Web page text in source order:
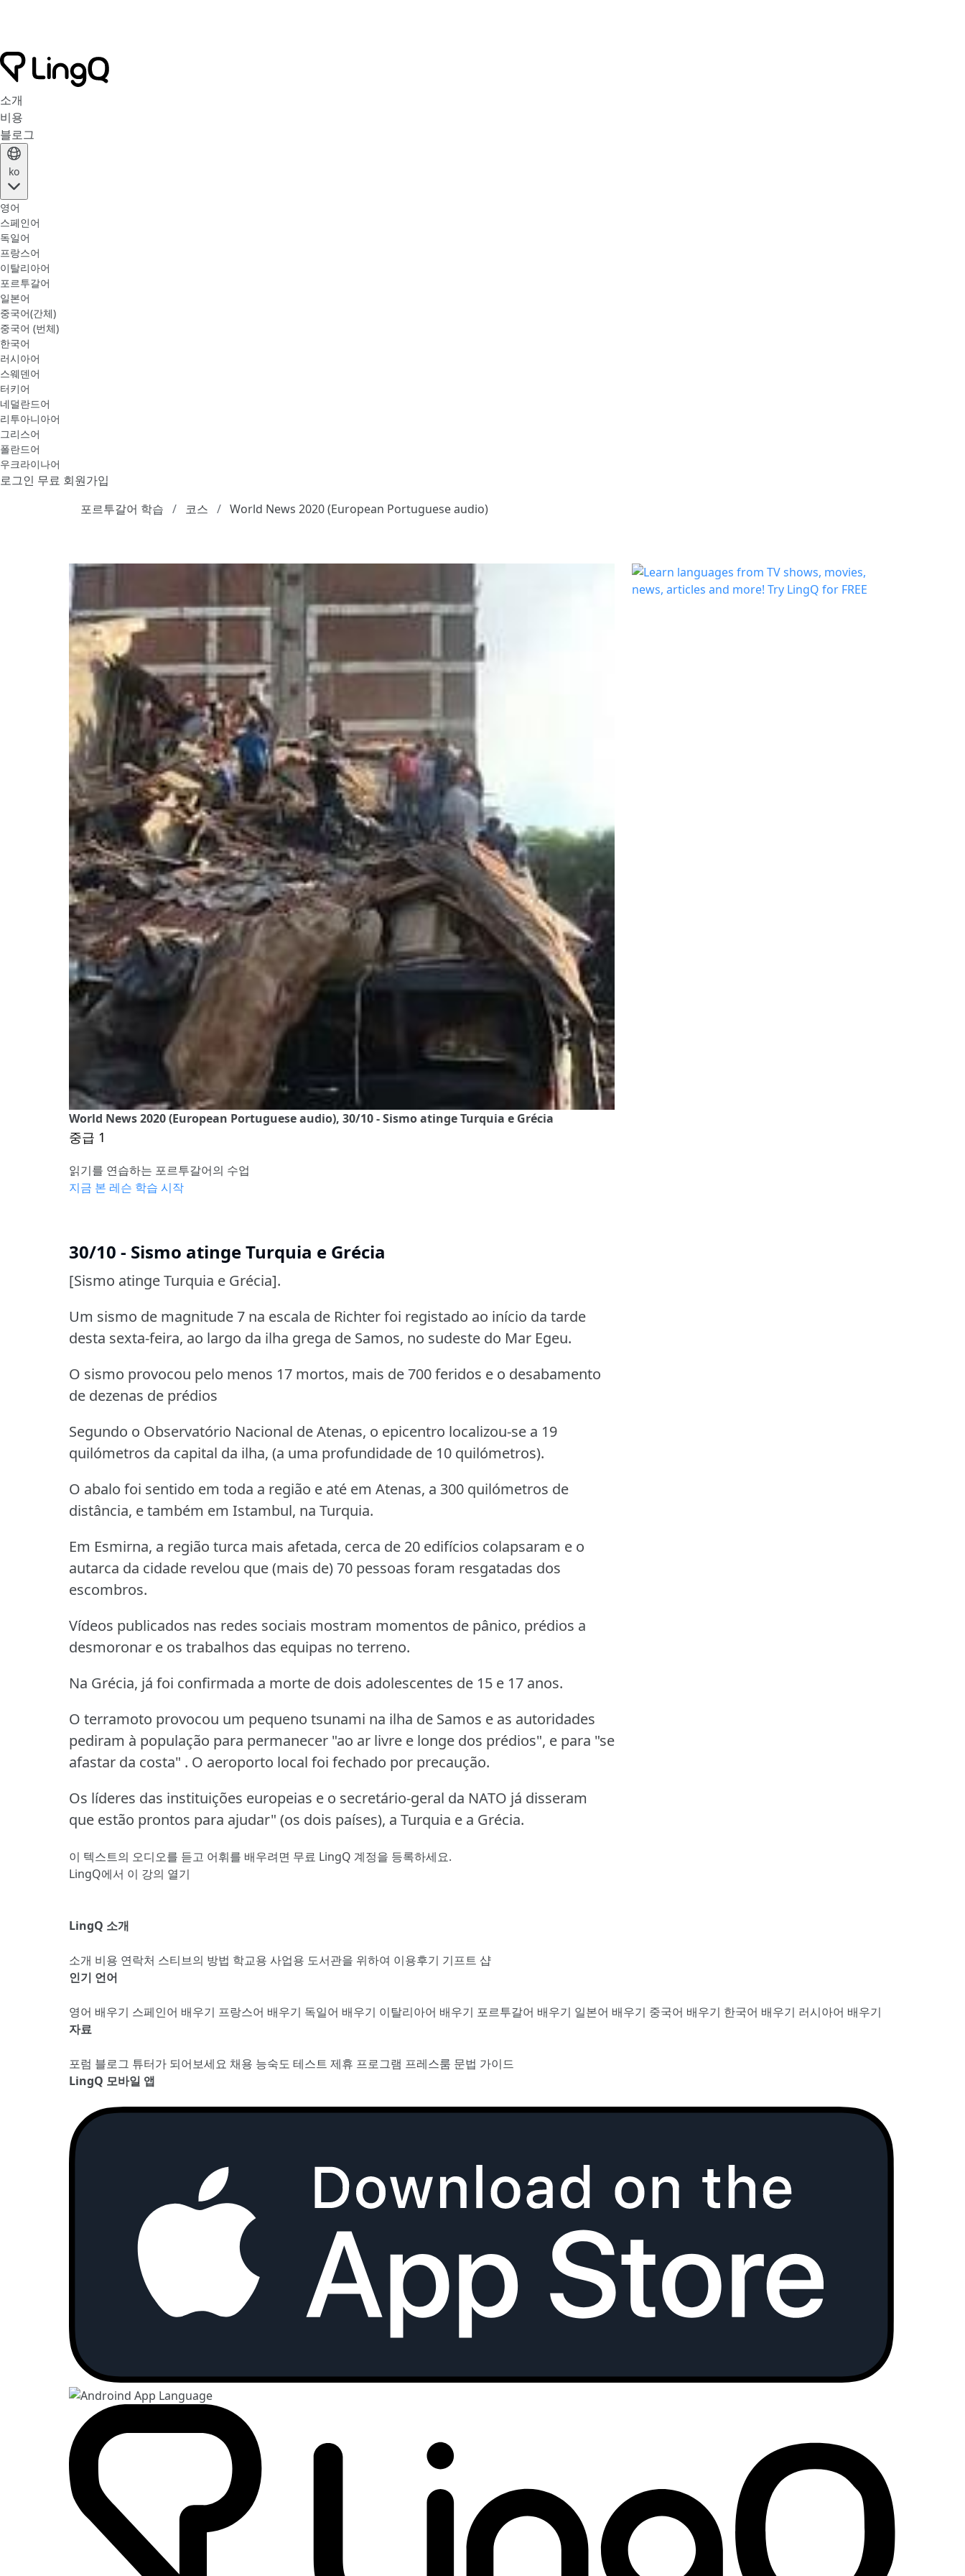
소개
비용
블로그
ko
영어
스페인어
독일어
프랑스어
이탈리아어
포르투갈어
일본어
중국어(간체)
중국어 (번체)
한국어
러시아어
스웨덴어
터키어
네덜란드어
리투아니아어
그리스어
폴란드어
우크라이나어
로그인 무료 회원가입
포르투갈어 학습
코스 World News 2020 (European Portuguese audio)
World News 2020 (European Portuguese audio), 30/10 - Sismo atinge Turquia e Grécia
중급 1
읽기를 연습하는 포르투갈어의 수업
지금 본 레슨 학습 시작
30/10 - Sismo atinge Turquia e Grécia
[Sismo atinge Turquia e Grécia].
Um sismo de magnitude 7 na escala de Richter foi registado ao início da tarde
desta sexta-feira, ao largo da ilha grega de Samos, no sudeste do Mar Egeu.
O sismo provocou pelo menos 17 mortos, mais de 700 feridos e o desabamento
de dezenas de prédios
Segundo o Observatório Nacional de Atenas, o epicentro localizou-se a 19
quilómetros da capital da ilha, (a uma profundidade de 10 quilómetros).
O abalo foi sentido em toda a região e até em Atenas, a 300 quilómetros de
distância, e também em Istambul, na Turquia.
Em Esmirna, a região turca mais afetada, cerca de 20 edifícios colapsaram e o
autarca da cidade revelou que (mais de) 70 pessoas foram resgatadas dos
escombros.
Vídeos publicados nas redes sociais mostram momentos de pânico, prédios a
desmoronar e os trabalhos das equipas no terreno.
Na Grécia, já foi confirmada a morte de dois adolescentes de 15 e 17 anos.
O terramoto provocou um pequeno tsunami na ilha de Samos e as autoridades
pediram à população para permanecer "ao ar livre e longe dos prédios", e para "se
afastar da costa" . O aeroporto local foi fechado por precaução.
Os líderes das instituições europeias e o secretário-geral da NATO já disseram
que estão prontos para ajudar" (os dois países), a Turquia e a Grécia.
이 텍스트의 오디오를 듣고 어휘를 배우려면 무료 LingQ 계정을 등록하세요.
LingQ에서 이 강의 열기
LingQ 소개
소개 비용 연락처 스티브의 방법 학교용 사업용 도서관을 위하여 이용후기 기프트 샵
인기 언어
영어 배우기 스페인어 배우기 프랑스어 배우기 독일어 배우기 이탈리아어 배우기 포르투갈어 배우기 일본어 배우기 중국어 배우기 한국어 배우기 러시아어 배우기
자료
포럼 블로그 튜터가 되어보세요 채용 능숙도 테스트 제휴 프로그램 프레스룸 문법 가이드
LingQ 모바일 앱